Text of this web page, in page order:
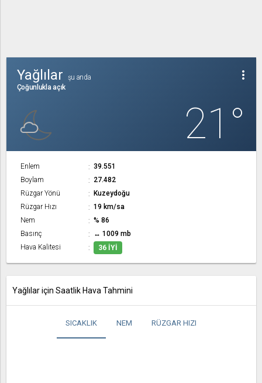
more_vert
Yağlılar
şu anda
Çoğunlukla açık
21°
Enlem
39.551
Boylam
27.482
Rüzgar Yönü
Kuzeydoğu
Rüzgar Hızı
19 km/sa
Nem
% 86
Basınç
↔ 1009 mb
Hava Kalitesi
36 İYI
Yağlılar için Saatlik Hava Tahmini
SICAKLIK NEM RÜZGAR HIZI